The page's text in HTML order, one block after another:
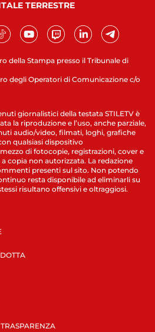
della Stampa presso il Tribunale di
degli Operatori di Comunicazione c/o
TERRESTRE
giornalistici della testata STILETV è
la riproduzione e l’uso, anche parziale,
audio/video, filmati, loghi, grafiche
qualsiasi dispositivo
di fotocopie, registrazioni, cover e
copia non autorizzata. La redazione
presenti sul sito. Non potendo
resta disponibile ad eliminarli su
risultano offensivi e oltraggiosi.